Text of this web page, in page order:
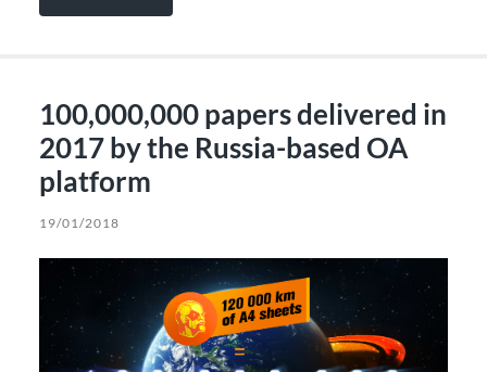
100,000,000 papers delivered in
2017 by the Russia-based OA
platform
19/01/2018